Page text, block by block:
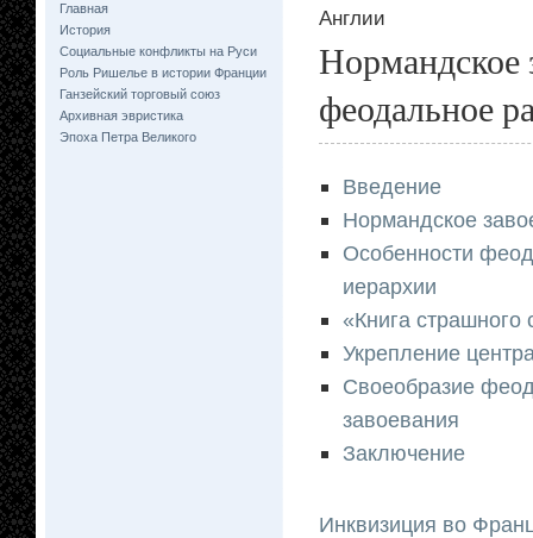
Главная
История
Социальные конфликты на Руси
Роль Ришелье в истории Франции
Ганзейский торговый союз
Архивная эвристика
Эпоха Петра Великого
Англии
Нормандское
феодальное
Введение
Нормандское
Особенности
иерархии
«Книга страшного
Укрепление
Своеобразие
завоевания
Заключение
Инквизиция во